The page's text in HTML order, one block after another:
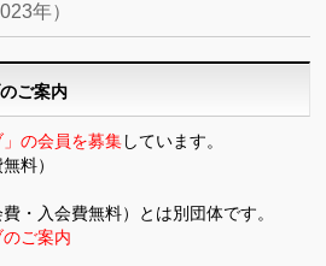
年）
ご案内
」の会員を募集しています。
料）
・入会費無料）とは別団体です。
ご案内